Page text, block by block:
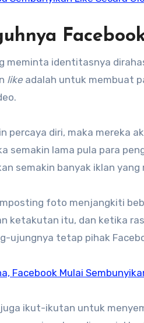
meminta identitasnya
like adalah untuk membuat
percaya diri, maka mereka
semakin lama pula para
semakin banyak iklan
foto menjangkiti
ketakutan itu, dan ketika
ujungnya tetap pihak
Facebook Mulai
ikut-ikutan untuk